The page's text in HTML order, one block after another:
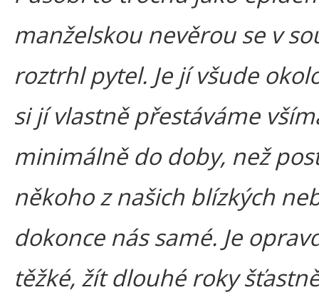
manželskou nevěrou se v
roztrhl pytel. Je jí všude
si jí vlastně přestáváme
minimálně do doby, než
někoho z našich blízkých
dokonce nás samé. Je
těžké, žít dlouhé roky